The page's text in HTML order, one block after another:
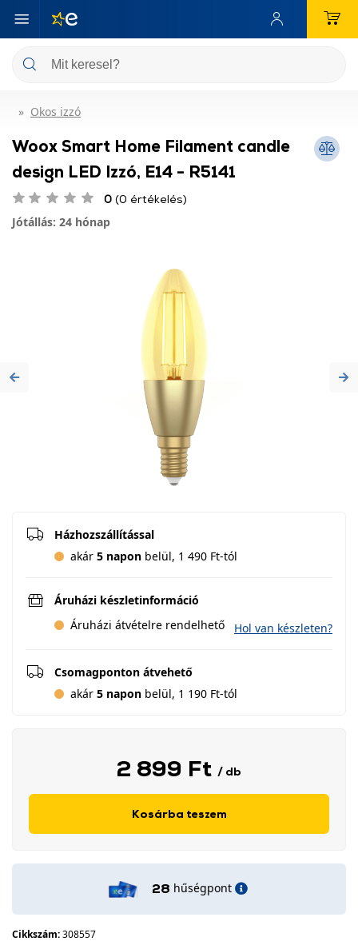
Okos izzó
Woox Smart Home Filament candle
design LED Izzó, E14 - R5141
0 (0 értékelés)
Jótállás: 24 hónap
Previous
Házhozszállítással
akár 5 napon belül, 1 490 Ft-tól
Áruházi készletinformáció
Áruházi átvételre rendelhető
Hol van készleten?
Csomagponton átvehető
akár 5 napon belül, 1 190 Ft-tól
2 899 Ft / db
Kosárba teszem
28 hűségpont
Cikkszám:308557